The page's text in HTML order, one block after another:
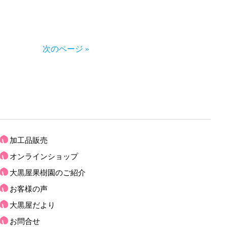
次のページ »
加工品販売
オンラインショップ
大黒屋果樹園のご紹介
お客様の声
大黒屋だより
お問合せ